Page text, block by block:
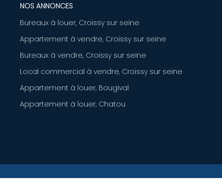
NOS ANNONCES
Bureaux à louer, Croissy sur seine
Appartement à vendre, Croissy sur seine
Bureaux à vendre, Croissy sur seine
Local commercial à vendre, Croissy sur seine
Appartement à louer, Bougival
Appartement à louer, Chatou